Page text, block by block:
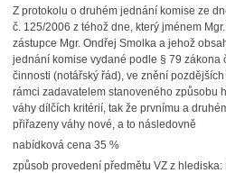
Z protokolu o druhém jednání komise ze
č. 125/2006 z téhož dne, který jménem
zástupce Mgr. Ondřej Smolka a jehož
jednání komise vydané podle § 79 zákona
činnosti (notářský řád), ve znění
rámci zadavatelem stanoveného způsobu
váhy dílčích kritérií, tak že prvnímu a
přiřazeny váhy nové, a to následovně
nabídková cena 35 %
způsob provedení předmětu VZ z hlediska: